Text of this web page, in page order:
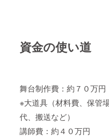
資金の使い道
舞台制作費：約７０万円
※大道具（材料費、保管
代、搬送など）
講師費：約４０万円